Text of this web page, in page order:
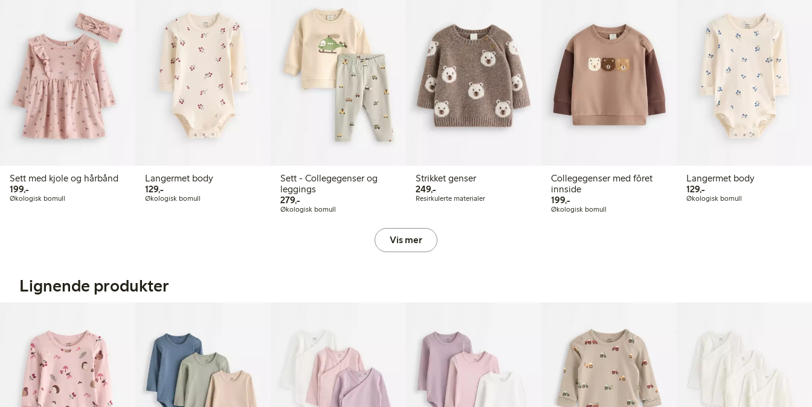
Sett med kjole og hårbånd
199,-199,00 kr
Økologisk bomull
Langermet body
129,-129,00 kr
Økologisk bomull
Sett - Collegegenser og
leggings
279,-279,00 kr
Økologisk bomull
Strikket genser
249,-249,00 kr
Resirkulerte materialer
Collegegenser med fôret
innside
199,-199,00 kr
Økologisk bomull
Langermet body
129,-129,00 kr
Økologisk bomull
Vis mer
Lignende produkter